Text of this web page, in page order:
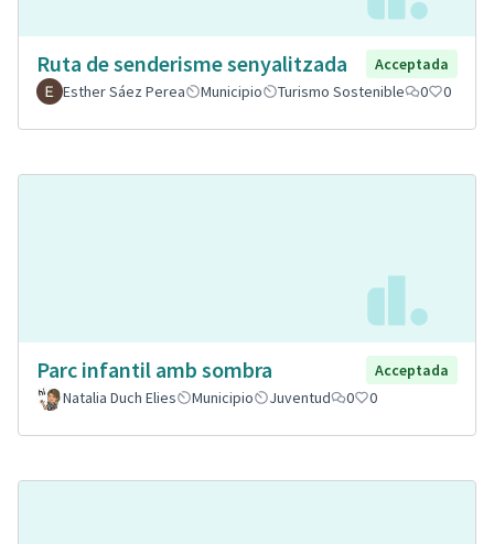
Ruta de senderisme senyalitzada
Acceptada
Esther Sáez Perea
Municipio Turismo Sostenible 0 0
Parc infantil amb sombra
Acceptada
Natalia Duch Elies
Municipio Juventud 0 0